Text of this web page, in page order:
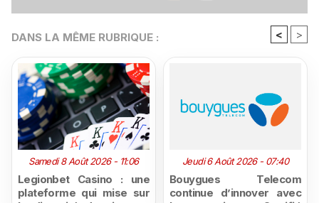
DANS LA MÊME RUBRIQUE : < >
Samedi 8 Août 2026 - 11:06
Legionbet Casino : une
plateforme qui mise sur
Jeudi 6 Août 2026 - 07:40
Bouygues Telecom
continue d’innover avec